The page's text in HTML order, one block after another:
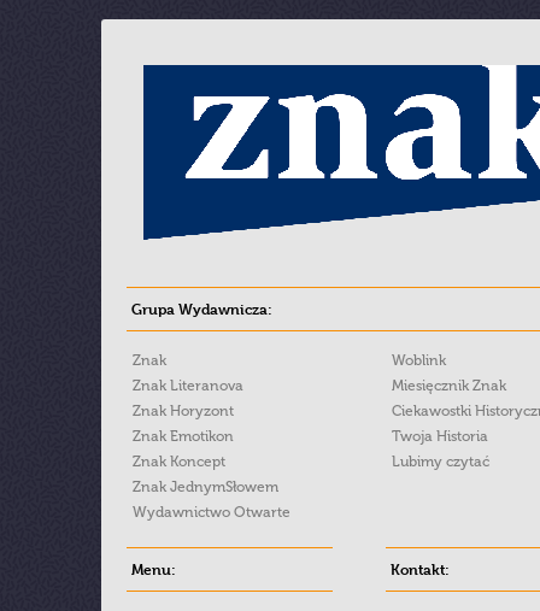
Grupa Wydawnicza:
Znak
Znak Literanova
Znak Horyzont
Znak Emotikon
Znak Koncept
Znak JednymSłowem
Wydawnictwo Otwarte
Woblink
Miesięcznik Znak
Ciekawostki
Twoja Historia
Lubimy czytać
Menu: Kontakt: